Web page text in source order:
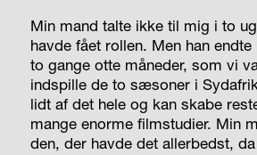
Min mand talte ikke til mig i to
havde fået rollen. Men han
to gange otte måneder, som vi
indspille de to sæsoner i
lidt af det hele og kan skabe
mange enorme filmstudier. Min
den, der havde det allerbedst,